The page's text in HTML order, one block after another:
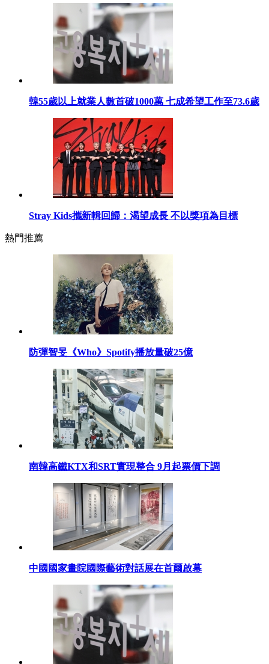
韓55歲以上就業人數首破1000萬 七成希望工作至73.6歲
Stray Kids攜新輯回歸：渴望成長 不以獎項為目標
熱門推薦
防彈智旻《Who》Spotify播放量破25億
南韓高鐵KTX和SRT實現整合 9月起票價下調
中國國家畫院國際藝術對話展在首爾啟幕